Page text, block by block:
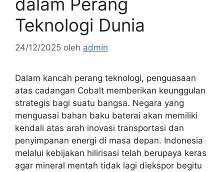
dalam Perang
Teknologi Dunia
24/12/2025 oleh admin
Dalam kancah perang teknologi, penguasaan
atas cadangan Cobalt memberikan keunggulan
strategis bagi suatu bangsa. Negara yang
menguasai bahan baku baterai akan memiliki
kendali atas arah inovasi transportasi dan
penyimpanan energi di masa depan. Indonesia
melalui kebijakan hilirisasi telah berupaya keras
agar mineral mentah tidak lagi diekspor begitu